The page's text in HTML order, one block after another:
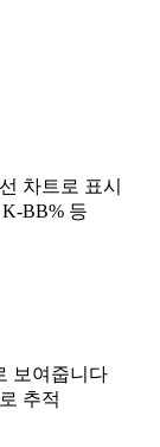
차트로 표시
BB% 등
보여줍니다
추적